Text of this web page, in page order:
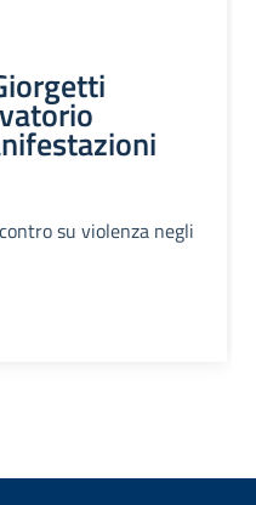
su violenza negli